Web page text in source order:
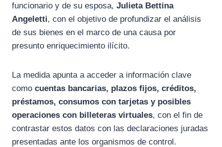
o
k
m
p
p
funcionario y de su esposa, Julieta Bettina
Angeletti, con el objetivo de profundizar el análisis
de sus bienes en el marco de una causa por
presunto enriquecimiento ilícito.
La medida apunta a acceder a información clave
como cuentas bancarias, plazos fijos, créditos,
préstamos, consumos con tarjetas y posibles
operaciones con billeteras virtuales, con el fin de
contrastar estos datos con las declaraciones juradas
presentadas ante los organismos de control.